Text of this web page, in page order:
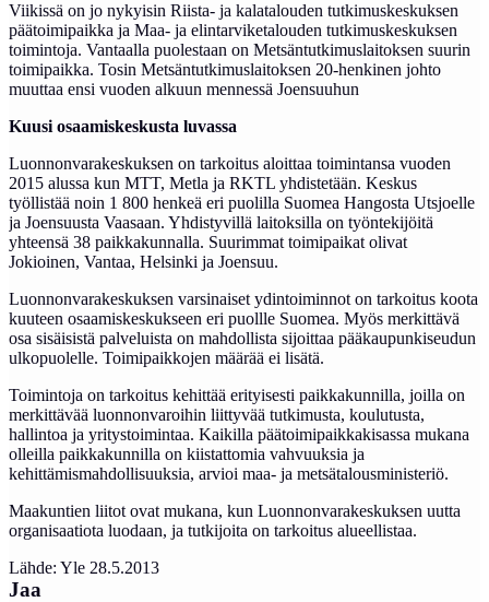
Viikissä on jo nykyisin Riista- ja kalatalouden tutkimuskeskuksen
päätoimipaikka ja Maa- ja elintarviketalouden tutkimuskeskuksen
toimintoja. Vantaalla puolestaan on Metsäntutkimuslaitoksen suurin
toimipaikka. Tosin Metsäntutkimuslaitoksen 20-henkinen johto
muuttaa ensi vuoden alkuun mennessä Joensuuhun
Kuusi osaamiskeskusta luvassa
Luonnonvarakeskuksen on tarkoitus aloittaa toimintansa vuoden
2015 alussa kun MTT, Metla ja RKTL yhdistetään. Keskus
työllistää noin 1 800 henkeä eri puolilla Suomea Hangosta Utsjoelle
ja Joensuusta Vaasaan. Yhdistyvillä laitoksilla on työntekijöitä
yhteensä 38 paikkakunnalla. Suurimmat toimipaikat olivat
Jokioinen, Vantaa, Helsinki ja Joensuu.
Luonnonvarakeskuksen varsinaiset ydintoiminnot on tarkoitus koota
kuuteen osaamiskeskukseen eri puollle Suomea. Myös merkittävä
osa sisäisistä palveluista on mahdollista sijoittaa pääkaupunkiseudun
ulkopuolelle. Toimipaikkojen määrää ei lisätä.
Toimintoja on tarkoitus kehittää erityisesti paikkakunnilla, joilla on
merkittävää luonnonvaroihin liittyvää tutkimusta, koulutusta,
hallintoa ja yritystoimintaa. Kaikilla päätoimipaikkakisassa mukana
olleilla paikkakunnilla on kiistattomia vahvuuksia ja
kehittämismahdollisuuksia, arvioi maa- ja metsätalousministeriö.
Maakuntien liitot ovat mukana, kun Luonnonvarakeskuksen uutta
organisaatiota luodaan, ja tutkijoita on tarkoitus alueellistaa.
Lähde: Yle 28.5.2013
Jaa